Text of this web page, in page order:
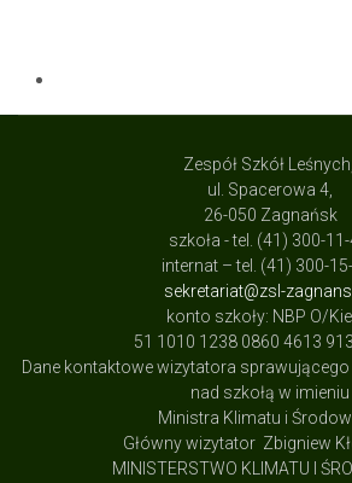
Zespół Szkół Leśnych,
ul. Spacerowa 4,
26-050 Zagnańsk
szkoła - tel. (41) 300-11-
internat – tel. (41) 300-
sekretariat@zsl-
konto szkoły: NBP O/
51 1010 1238 0860 4613
Dane kontaktowe wizytatora
nad szkołą w imieniu
Ministra Klimatu i
Główny wizytator Zbigniew
MINISTERSTWO KLIMATU I